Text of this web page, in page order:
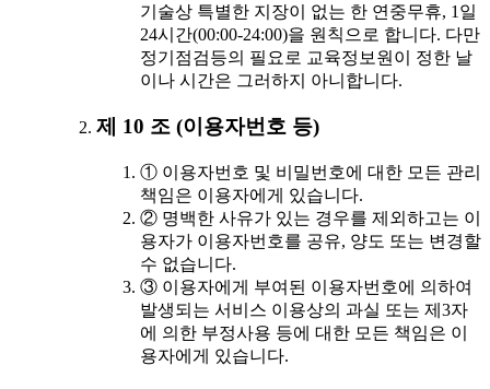
기술상 특별한 지장이 없는 한 연중무휴, 1일
24시간(00:00-24:00)을 원칙으로 합니다. 다만
정기점검등의 필요로 교육정보원이 정한 날
이나 시간은 그러하지 아니합니다.
제 10 조 (이용자번호 등)
① 이용자번호 및 비밀번호에 대한 모든 관리
책임은 이용자에게 있습니다.
② 명백한 사유가 있는 경우를 제외하고는 이
용자가 이용자번호를 공유, 양도 또는 변경할
수 없습니다.
③ 이용자에게 부여된 이용자번호에 의하여
발생되는 서비스 이용상의 과실 또는 제3자
에 의한 부정사용 등에 대한 모든 책임은 이
용자에게 있습니다.